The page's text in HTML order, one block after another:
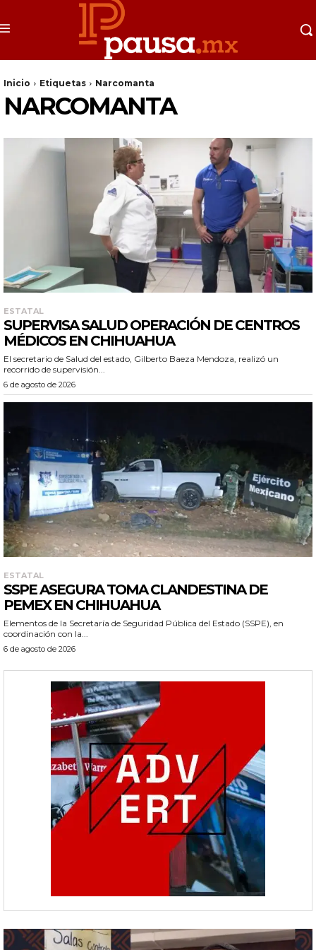
Inicio Etiquetas Narcomanta
NARCOMANTA
ESTATAL
SUPERVISA SALUD OPERACIÓN DE CENTROS
MÉDICOS EN CHIHUAHUA
El secretario de Salud del estado, Gilberto Baeza Mendoza, realizó un
recorrido de supervisión...
6 de agosto de 2026
ESTATAL
SSPE ASEGURA TOMA CLANDESTINA DE
PEMEX EN CHIHUAHUA
Elementos de la Secretaría de Seguridad Pública del Estado (SSPE), en
coordinación con la...
6 de agosto de 2026